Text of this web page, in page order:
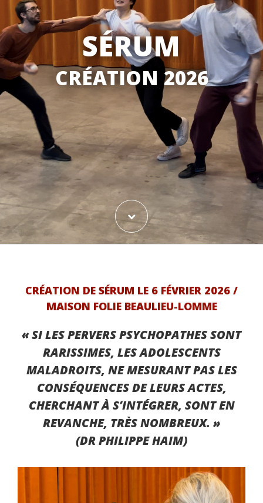
SÉRUM
CRÉATION 2026
CRÉATION DE SÉRUM LE 6 FÉVRIER 2026 /
MAISON FOLIE BEAULIEU-LOMME
« SI LES PERVERS PSYCHOPATHES SONT
RARISSIMES, LES ADOLESCENTS
MALADROITS, NE MESURANT PAS LES
CONSÉQUENCES DE LEURS ACTES,
CHERCHANT À S’INTÉGRER, SONT EN
REVANCHE, TRÈS NOMBREUX. »
(DR PHILIPPE HAIM)